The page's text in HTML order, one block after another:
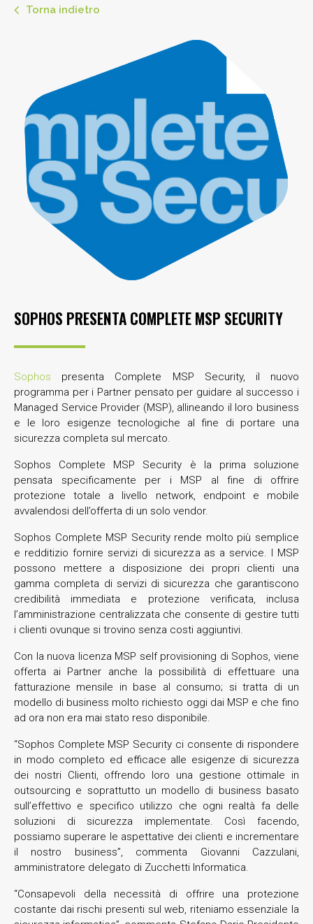
Torna indietro
SOPHOS PRESENTA COMPLETE MSP SECURITY
Sophos presenta Complete MSP Security, il nuovo
programma per i Partner pensato per guidare al successo i
Managed Service Provider (MSP), allineando il loro business
e le loro esigenze tecnologiche al fine di portare una
sicurezza completa sul mercato.
Sophos Complete MSP Security è la prima soluzione
pensata specificamente per i MSP al fine di offrire
protezione totale a livello network, endpoint e mobile
avvalendosi dell’offerta di un solo vendor.
Sophos Complete MSP Security rende molto più semplice
e redditizio fornire servizi di sicurezza as a service. I MSP
possono mettere a disposizione dei propri clienti una
gamma completa di servizi di sicurezza che garantiscono
credibilità immediata e protezione verificata, inclusa
l’amministrazione centralizzata che consente di gestire tutti
i clienti ovunque si trovino senza costi aggiuntivi.
Con la nuova licenza MSP self provisioning di Sophos, viene
offerta ai Partner anche la possibilità di effettuare una
fatturazione mensile in base al consumo; si tratta di un
modello di business molto richiesto oggi dai MSP e che fino
ad ora non era mai stato reso disponibile.
“Sophos Complete MSP Security ci consente di rispondere
in modo completo ed efficace alle esigenze di sicurezza
dei nostri Clienti, offrendo loro una gestione ottimale in
outsourcing e soprattutto un modello di business basato
sull’effettivo e specifico utilizzo che ogni realtà fa delle
soluzioni di sicurezza implementate. Così facendo,
possiamo superare le aspettative dei clienti e incrementare
il nostro business”, commenta Giovanni Cazzulani,
amministratore delegato di Zucchetti Informatica.
“Consapevoli della necessità di offrire una protezione
costante dai rischi presenti sul web, riteniamo essenziale la